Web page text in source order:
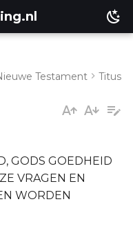
Testament Titus
GODS GOEDHEID
VRAGEN EN
WORDEN